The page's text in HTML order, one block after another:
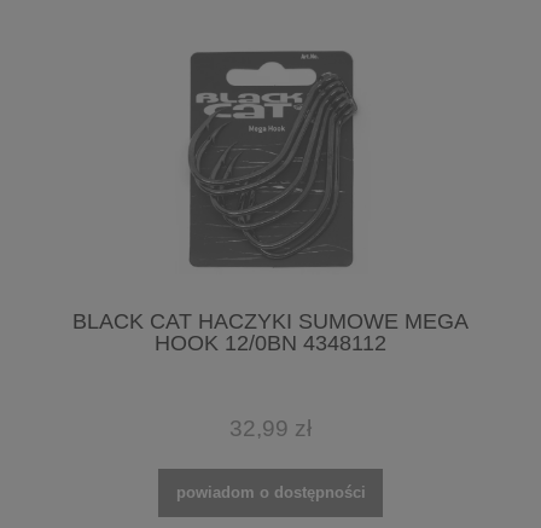
BLACK CAT HACZYKI SUMOWE MEGA
HOOK 12/0BN 4348112
32,99 zł
powiadom o dostępności